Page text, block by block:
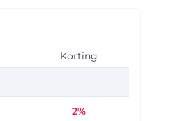
Korting
2%